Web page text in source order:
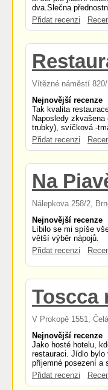
dva.Slečna
Přidat recenzi
Vítězné náměstí
Nejnovější recenze
Tak kvalita
Naposledy
trubky), svíčková -
Přidat recenzi
Na
Nálepkova 258/2,
Nejnovější recenze
Líbilo se mi spíše
větší výběr nápojů.
Přidat recenzi
Toscca
V Prokopě 1551,
Nejnovější recenze
Jako hosté hotelu,
restauraci. Jídlo bylo
příjemné posezení a
Přidat recenzi